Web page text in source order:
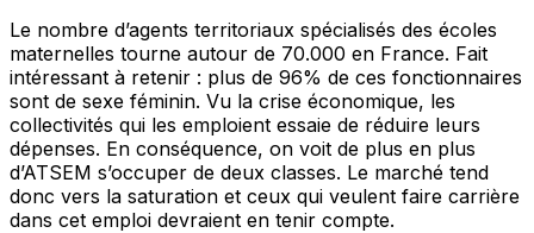
Le nombre d’agents territoriaux spécialisés des écoles
maternelles tourne autour de 70.000 en France. Fait
intéressant à retenir : plus de 96% de ces fonctionnaires
sont de sexe féminin. Vu la crise économique, les
collectivités qui les emploient essaie de réduire leurs
dépenses. En conséquence, on voit de plus en plus
d’ATSEM s’occuper de deux classes. Le marché tend
donc vers la saturation et ceux qui veulent faire carrière
dans cet emploi devraient en tenir compte.